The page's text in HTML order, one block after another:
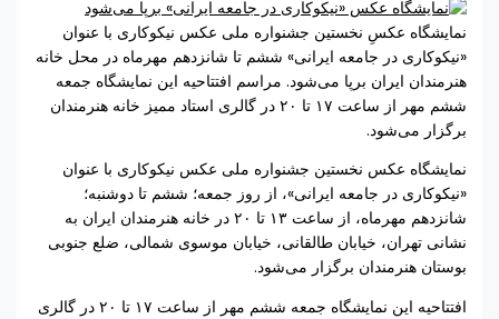
نمایشگاه عکسِ نخستین جشنواره ملی عکس نیکوکاری با عنوان
«نیکوکاری در جامعه ایرانی» ششم تا شانزدهم مهرماه در محل خانه
هنرمندان ایران برپا می‌شود. مراسم افتتاحیه این نمایشگاه جمعه
ششم مهر از ساعت ۱۷ تا ۲۰ در گالری استاد ممیز خانه هنرمندان
برگزار می‌شود.
نمایشگاه عکس نخستین جشنواره ملی عکس نیکوکاری با عنوان
«نیکوکاری در جامعه ایرانی»، از روز جمعه؛ ششم تا دوشنبه؛
شانزدهم مهرماه، از ساعت ۱۳ تا ۲۰ در خانه هنرمندان ایران به
نشانی تهران، خیابان طالقانی، خیابان موسوی شمالی، ضلع جنوبی
بوستان هنرمندان برگزار می‌شود.
افتتاحیه این نمایشگاه جمعه ششم مهر از ساعت ۱۷ تا ۲۰ در گالری